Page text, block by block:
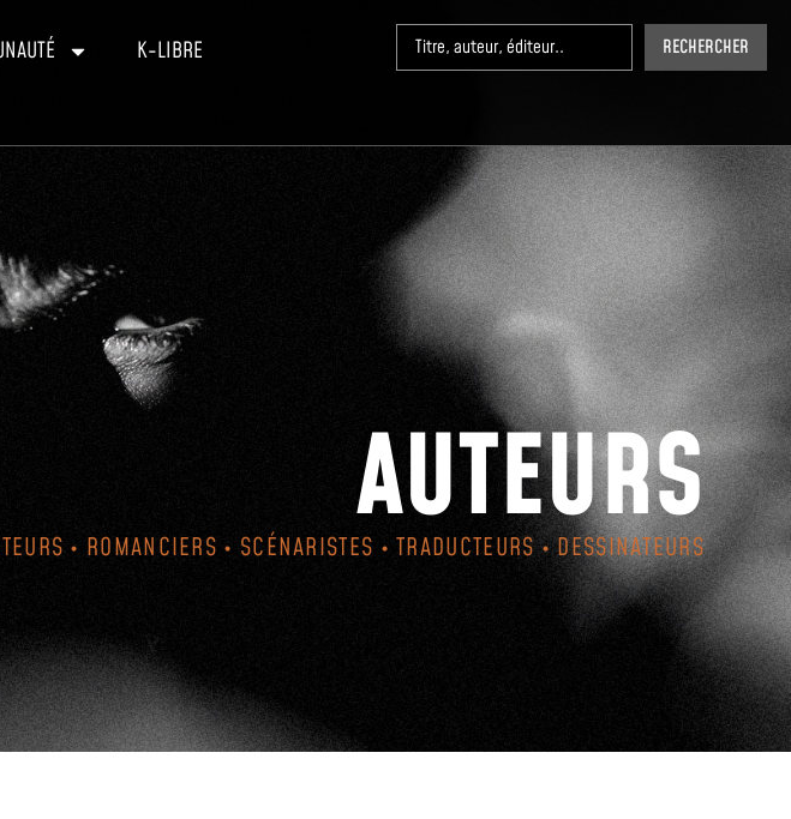
K-LIBRE RECHERCHER
AUTEURS
• ROMANCIERS • SCÉNARISTES • TRADUCTEURS • DESSINATEURS